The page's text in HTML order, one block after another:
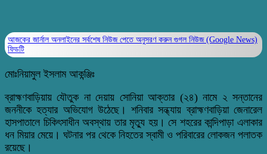
আজকের জার্নাল অনলাইনের সর্বশেষ নিউজ পেতে অনুসরণ করুন গুগল নিউজ (Google News)
ফিডটি
মোঃনিয়ামুল ইসলাম আকন্ঞ্জিঃ
ব্রাহ্মণবাড়িয়ায় যৌতুক না দেয়ায় সোনিয়া আক্তার (২৪) নামে ২ সন্তানের
জননীকে হত্যার অভিযোগ উঠেছে। শনিবার সন্ধ্যায় ব্রাহ্মণবাড়িয়া জেনারেল
হাসপাতালে চিকিৎসাধীন অবস্থায় তার মৃত্যু হয়। সে শহরের কান্দিপাড়া এলাকার
ধন মিয়ার মেয়ে। ঘটনার পর থেকে নিহতের স্বামী ও পরিবারের লোকজন পলাতক
রয়েছে।